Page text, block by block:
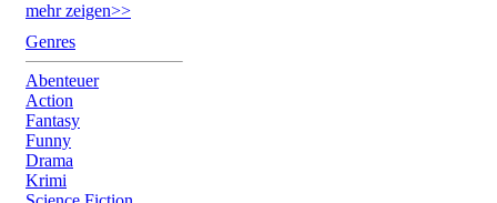
mehr zeigen>>
Genres
Abenteuer
Action
Fantasy
Funny
Drama
Krimi